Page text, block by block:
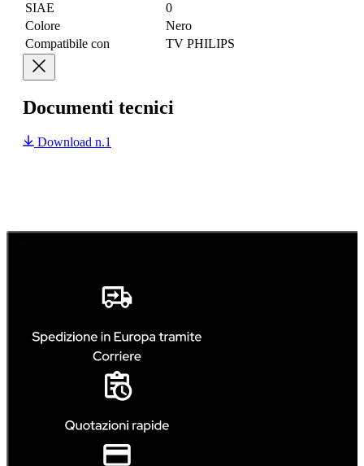
SIAE
0
Colore
Nero
Compatibile con
TV PHILIPS
Documenti tecnici
Download n.1